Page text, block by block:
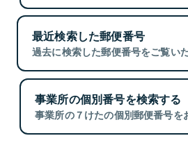
最近検索した郵便番号
過去に検索した郵便番号をご覧い
事業所の個別番号を検索する
事業所の７けたの個別郵便番号を